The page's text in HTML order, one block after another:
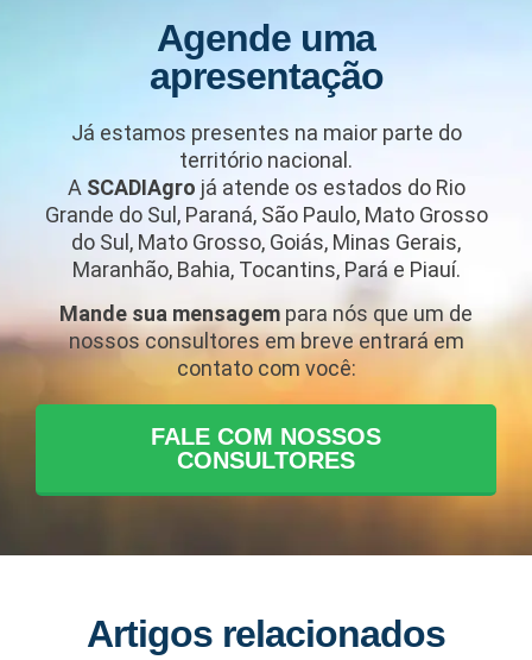
Agende uma
apresentação
Já estamos presentes na maior parte do
território nacional.
A SCADIAgro já atende os estados do Rio
Grande do Sul, Paraná, São Paulo, Mato Grosso
do Sul, Mato Grosso, Goiás, Minas Gerais,
Maranhão, Bahia, Tocantins, Pará e Piauí.
Mande sua mensagem para nós que um de
nossos consultores em breve entrará em
contato com você:
FALE COM NOSSOS
CONSULTORES
Artigos relacionados